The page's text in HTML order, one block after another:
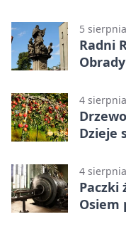
5
Radni
4
Dzieje
4
Paczki
Osiem